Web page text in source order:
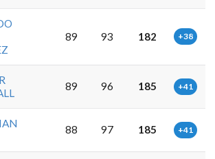
89 93 182 +38
89 96 185 +41
88 97 185 +41